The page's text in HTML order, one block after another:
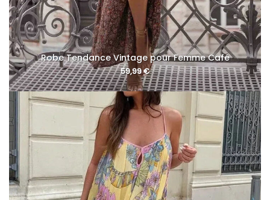
Robe Tendance Vintage pour Femme Café
59,99€